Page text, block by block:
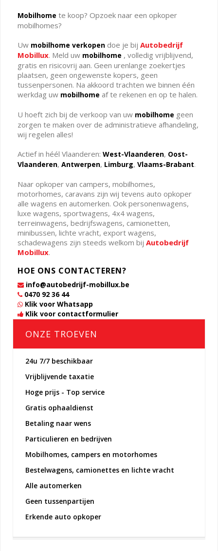
Mobilhome te koop? Opzoek naar een opkoper
mobilhomes?
Uw mobilhome verkopen doe je bij Autobedrijf
Mobillux. Meld uw mobilhome , volledig vrijblijvend,
gratis en risicovrij aan. Geen urenlange zoekertjes
plaatsen, geen ongewenste kopers, geen
tussenpersonen. Na akkoord trachten we binnen één
werkdag uw mobilhome af te rekenen en op te halen.
U hoeft zich bij de verkoop van uw mobilhome geen
zorgen te maken over de administratieve afhandeling,
wij regelen alles!
Actief in héél Vlaanderen: West-Vlaanderen, Oost-
Vlaanderen, Antwerpen, Limburg, Vlaams-Brabant.
Naar opkoper van campers, mobilhomes,
motorhomes, caravans zijn wij tevens auto opkoper
alle wagens en automerken. Ook personenwagens,
luxe wagens, sportwagens, 4x4 wagens,
terreinwagens, bedrijfswagens, camionetten,
minibussen, lichte vracht, export wagens,
schadewagens zijn steeds welkom bij Autobedrijf
Mobillux.
HOE ONS CONTACTEREN?
info@autobedrijf-mobillux.be
0470 92 36 44
Klik voor Whatsapp
Klik voor contactformulier
ONZE TROEVEN
24u 7/7 beschikbaar
Vrijblijvende taxatie
Hoge prijs - Top service
Gratis ophaaldienst
Betaling naar wens
Particulieren en bedrijven
Mobilhomes, campers en motorhomes
Bestelwagens, camionettes en lichte vracht
Alle automerken
Geen tussenpartijen
Erkende auto opkoper